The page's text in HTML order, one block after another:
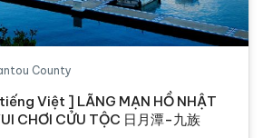
County
Việt ] LÃNG MẠN HỒ NHẬT
CHƠI CỬU TỘC 日月潭-九族